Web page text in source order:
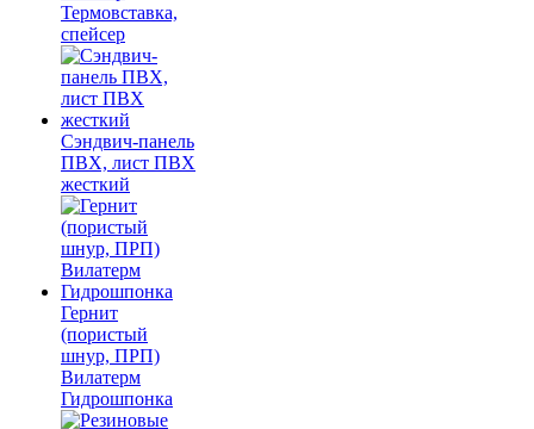
Термовставка,
спейсер
Сэндвич-панель
ПВХ, лист ПВХ
жесткий
Гернит
(пористый
шнур, ПРП)
Вилатерм
Гидрошпонка